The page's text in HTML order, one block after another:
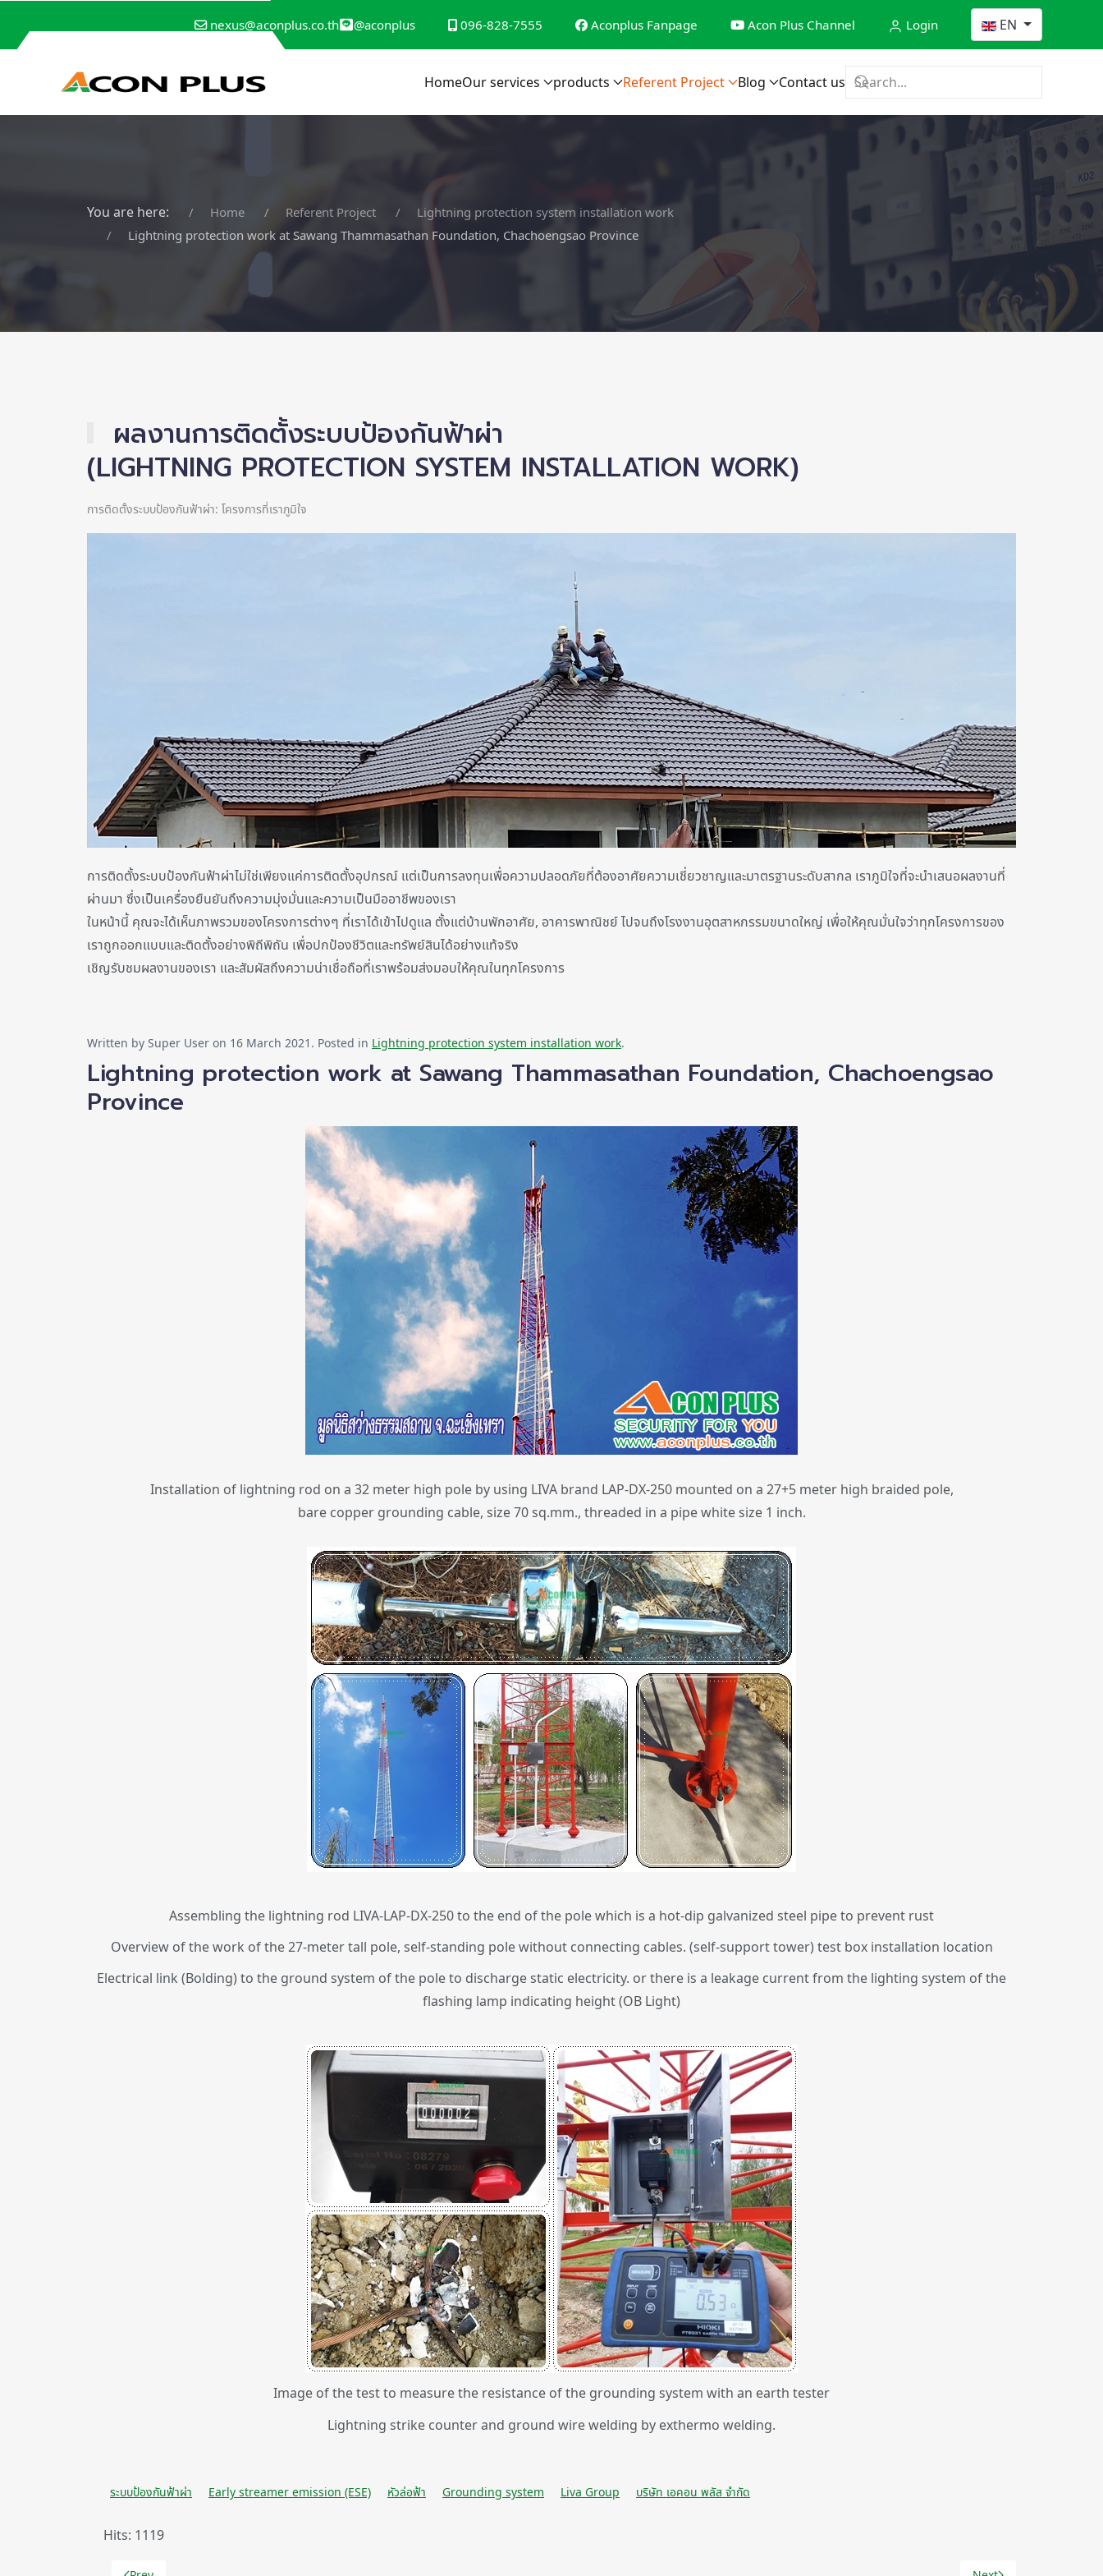
nexus@aconplus.co.th @aconplus 096-828-7555 Aconplus Fanpage Acon Plus Channel Login Select your language
EN
HomeOur services products Referent Project Blog Contact us
You are here: Home Referent Project
Lightning protection system installation work
Lightning protection work at Sawang Thammasathan Foundation, Chachoengsao Province
ผลงานการติดตั้งระบบป้องกันฟ้าผ่า
(LIGHTNING PROTECTION SYSTEM INSTALLATION WORK)
การติดตั้งระบบป้องกันฟ้าผ่า: โครงการที่เราภูมิใจ
การติดตั้งระบบป้องกันฟ้าผ่าไม่ใช่เพียงแค่การติดตั้งอุปกรณ์ แต่เป็นการลงทุนเพื่อความปลอดภัยที่ต้องอาศัยความเชี่ยวชาญและมาตรฐานระดับสากล เราภูมิใจที่จะนำเสนอผลงานที่
ผ่านมา ซึ่งเป็นเครื่องยืนยันถึงความมุ่งมั่นและความเป็นมืออาชีพของเรา
ในหน้านี้ คุณจะได้เห็นภาพรวมของโครงการต่างๆ ที่เราได้เข้าไปดูแล ตั้งแต่บ้านพักอาศัย, อาคารพาณิชย์ ไปจนถึงโรงงานอุตสาหกรรมขนาดใหญ่ เพื่อให้คุณมั่นใจว่าทุกโครงการของ
เราถูกออกแบบและติดตั้งอย่างพิถีพิถัน เพื่อปกป้องชีวิตและทรัพย์สินได้อย่างแท้จริง
เชิญรับชมผลงานของเรา และสัมผัสถึงความน่าเชื่อถือที่เราพร้อมส่งมอบให้คุณในทุกโครงการ
Written by Super User on 16 March 2021 . Posted in Lightning protection system installation work.
Lightning protection work at Sawang Thammasathan Foundation, Chachoengsao
Province
Installation of lightning rod on a 32 meter high pole by using LIVA brand LAP-DX-250 mounted on a 27+5 meter high braided pole,
bare copper grounding cable, size 70 sq.mm., threaded in a pipe white size 1 inch.
Assembling the lightning rod LIVA-LAP-DX-250 to the end of the pole which is a hot-dip galvanized steel pipe to prevent rust
Overview of the work of the 27-meter tall pole, self-standing pole without connecting cables. (self-support tower) test box installation location
Electrical link (Bolding) to the ground system of the pole to discharge static electricity. or there is a leakage current from the lighting system of the
flashing lamp indicating height (OB Light)
Image of the test to measure the resistance of the grounding system with an earth tester
Lightning strike counter and ground wire welding by exthermo welding.
ระบบป้องกันฟ้าผ่า Early streamer emission (ESE) หัวล่อฟ้า Grounding system Liva Group บริษัท เอคอน พลัส จำกัด
Hits: 1119